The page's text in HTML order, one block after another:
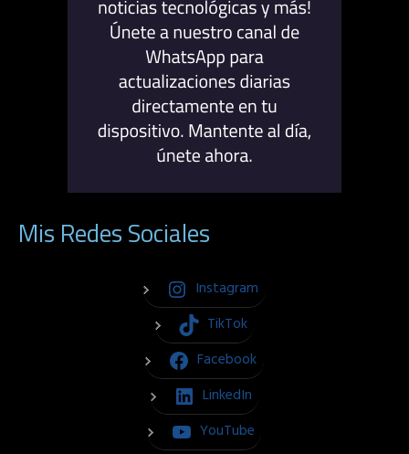
Mis Redes Sociales
Instagram
TikTok
Facebook
LinkedIn
YouTube